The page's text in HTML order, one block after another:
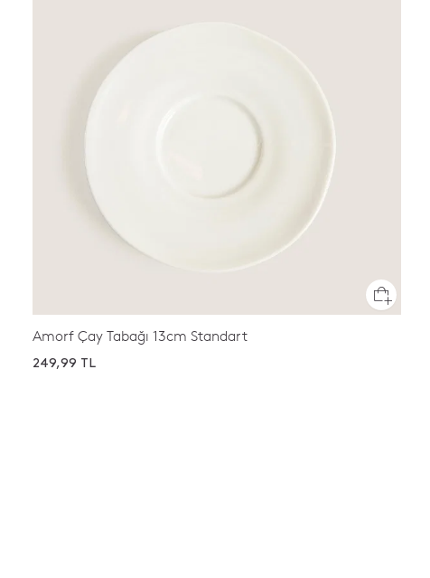
Amorf Çay Tabağı 13cm Standart
249,99 TL